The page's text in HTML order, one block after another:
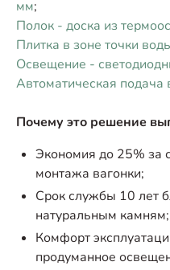
мм;
Полок - доска из
Плитка в зоне точки
Освещение -
Автоматическая подача
Почему это решение
Экономия до 25% за
монтажа вагонки;
Срок службы 10 лет
натуральным камням;
Комфорт
продуманное